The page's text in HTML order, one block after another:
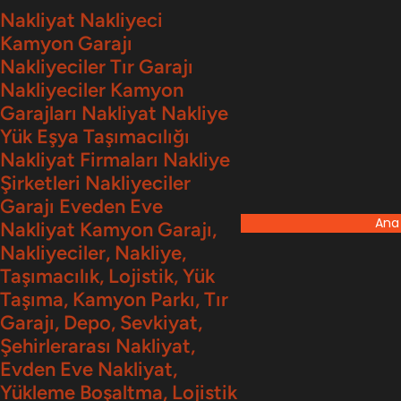
İçeriğe
geç
Nakliyat Nakliyeci
Kamyon Garajı
Nakliyeciler Tır Garajı
Nakliyeciler Kamyon
Garajları Nakliyat Nakliye
Yük Eşya Taşımacılığı
Nakliyat Firmaları Nakliye
Şirketleri Nakliyeciler
Garajı Eveden Eve
Nakliyat Kamyon Garajı,
Nakliyeciler, Nakliye,
Taşımacılık, Lojistik, Yük
Taşıma, Kamyon Parkı, Tır
Garajı, Depo, Sevkiyat,
Şehirlerarası Nakliyat,
Evden Eve Nakliyat,
Yükleme Boşaltma, Lojistik